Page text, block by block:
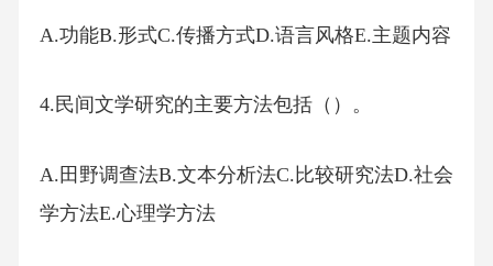
A.功能B.形式C.传播方式D.语言风格E.主题内容
4.民间文学研究的主要方法包括（）。
A.田野调查法B.文本分析法C.比较研究法D.社会
学方法E.心理学方法